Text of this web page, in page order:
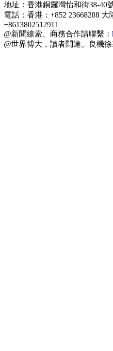
地址：香港銅鑼灣怡和街38-40
電話：香港：+852 23668288 大
+8613802512911
@新聞線索、商務合作請聯繫：
@世界博大，讀者闊達。良機徐